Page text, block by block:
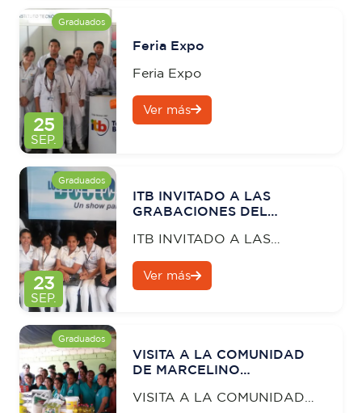
25
SEP.
Graduados
Feria Expo
Feria Expo
Ver más
23
SEP.
Graduados
ITB INVITADO A LAS
GRABACIONES DEL
DOCTORES, DE ECUAVISA
ITB INVITADO A LAS
GRABACIONES DEL
PROGRAMA, LOS
Ver más
Graduados
VISITA A LA COMUNIDAD
DE MARCELINO
CONVENIOS
VISITA A LA COMUNIDAD